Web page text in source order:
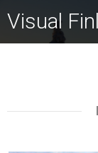
Visual